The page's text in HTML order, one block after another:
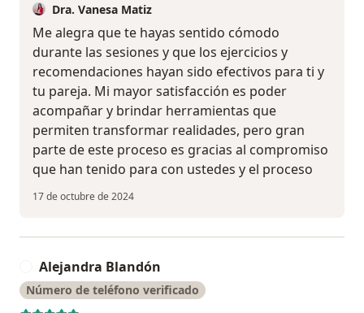
Dra. Vanesa Matiz
Me alegra que te hayas sentido cómodo
durante las sesiones y que los ejercicios y
recomendaciones hayan sido efectivos para ti y
tu pareja. Mi mayor satisfacción es poder
acompañar y brindar herramientas que
permiten transformar realidades, pero gran
parte de este proceso es gracias al compromiso
que han tenido para con ustedes y el proceso
17 de octubre de 2024
Alejandra Blandón
Número de teléfono verificado